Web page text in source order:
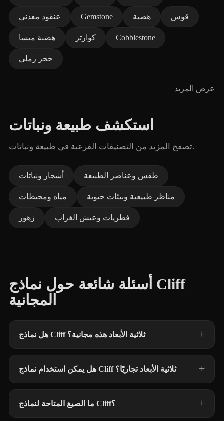
عنقود معدني Gemstone هضبة قوس
هضبة ميسا كوارتز Cobblestone
حجر رملي
عرض المزيد
استكشف طبيعة ونباتات
تصفح المزيد من التصنيفات الفرعية في طبيعة ونباتات.
أشجار ونباتات طقس وعناصر الطبيعة
مياه ومحيطات مناظر طبيعية وبيئات حيوية
زهور فطريات وعيش الغراب
أسئلة شائعة حول نماذج Cliff
المجانية
هل نماذج Cliff ثلاثية الأبعاد هذه مجانية؟
هل يمكن استخدام نماذج Cliff ثلاثية الأبعاد تجاريًا؟
ما الصيغ المتاحة لنماذج Cliff؟